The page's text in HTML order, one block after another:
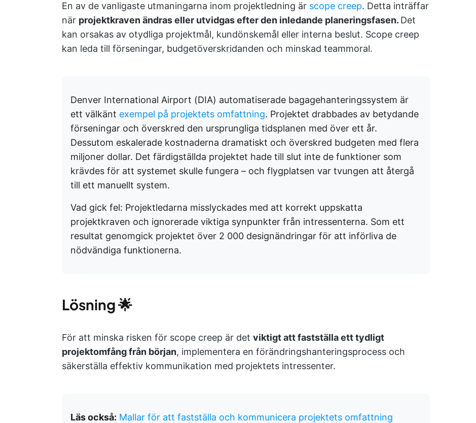
En av de vanligaste utmaningarna inom projektledning är scope creep. Detta inträffar
när projektkraven ändras eller utvidgas efter den inledande planeringsfasen. Det
kan orsakas av otydliga projektmål, kundönskemål eller interna beslut. Scope creep
kan leda till förseningar, budgetöverskridanden och minskad teammoral.
Denver International Airport (DIA) automatiserade bagagehanteringssystem är
ett välkänt exempel på projektets omfattning. Projektet drabbades av betydande
förseningar och överskred den ursprungliga tidsplanen med över ett år.
Dessutom eskalerade kostnaderna dramatiskt och överskred budgeten med flera
miljoner dollar. Det färdigställda projektet hade till slut inte de funktioner som
krävdes för att systemet skulle fungera – och flygplatsen var tvungen att återgå
till ett manuellt system.
Vad gick fel: Projektledarna misslyckades med att korrekt uppskatta
projektkraven och ignorerade viktiga synpunkter från intressenterna. Som ett
resultat genomgick projektet över 2 000 designändringar för att införliva de
nödvändiga funktionerna.
Lösning🌟
För att minska risken för scope creep är det viktigt att fastställa ett tydligt
projektomfång från början, implementera en förändringshanteringsprocess och
säkerställa effektiv kommunikation med projektets intressenter.
Läs också: Mallar för att fastställa och kommunicera projektets omfattning